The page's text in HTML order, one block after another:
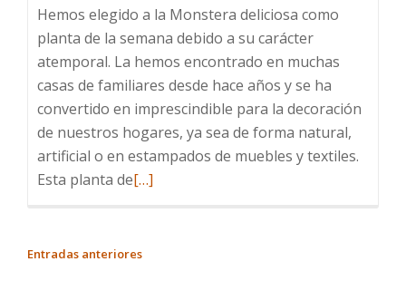
Hemos elegido a la Monstera deliciosa como
planta de la semana debido a su carácter
atemporal. La hemos encontrado en muchas
casas de familiares desde hace años y se ha
convertido en imprescindible para la decoración
de nuestros hogares, ya sea de forma natural,
artificial o en estampados de muebles y textiles.
Esta planta deLeer
Monstera
[…]
NAVEGACIÓN
Entradas anteriores